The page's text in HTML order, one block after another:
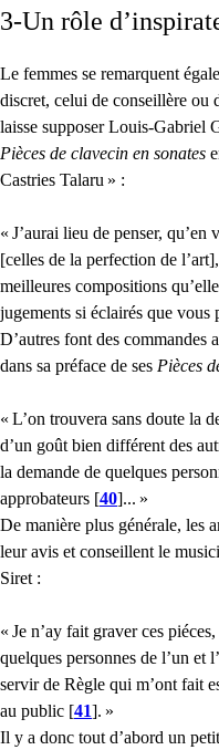
3-Un rôle
Le femmes se remarquent
discret, celui de conseillère ou
laisse supposer Louis-Gabriel
Pièces de clavecin en sonates
Castries Talaru » :
« J’aurai lieu de penser, qu’en
[celles de la perfection de
meilleures compositions
jugements si éclairés que vous
D’autres font des
dans sa préface de ses Pièces
« L’on trouvera sans doute la
d’un goût bien différent des
la demande de quelques
approbateurs [40]... »
De manière plus générale, les
leur avis et conseillent le
Siret :
« Je n’ay fait graver ces
quelques personnes de l’un et
servir de Règle qui m’ont fait
au public [41]. »
Il y a donc tout d’abord un